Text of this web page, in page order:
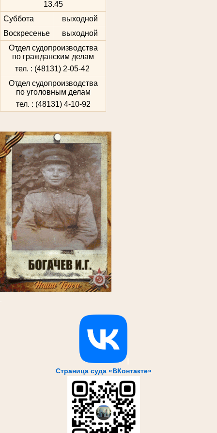
13.45
Суббота
выходной
Воскресенье
выходной
Отдел судопроизводства
по гражданским делам
тел. : (48131) 2-05-42
Отдел судопроизводства
по уголовным делам
тел. : (48131) 4-10-92
Страница суда «ВКонтакте»